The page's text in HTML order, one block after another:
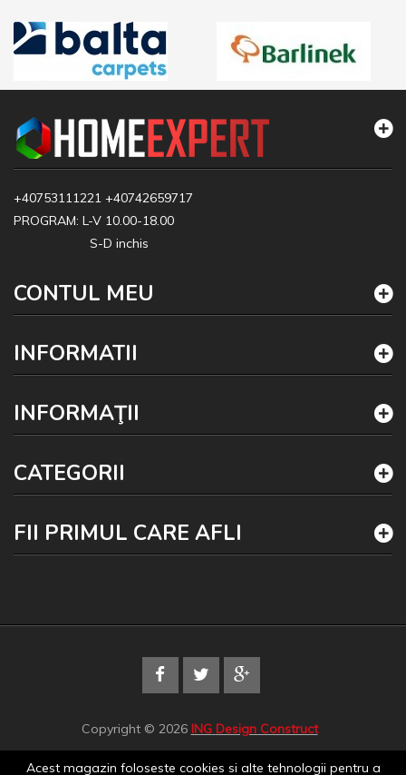
Acest magazin foloseste cookies si alte tehnologii pentru a
+40753111221 +40742659717
PROGRAM: L-V 10.00-18.00
S-D inchis
CONTUL MEU
INFORMATII
INFORMAŢII
CATEGORII
FII PRIMUL CARE AFLI
Copyright © 2026 ING Design Construct